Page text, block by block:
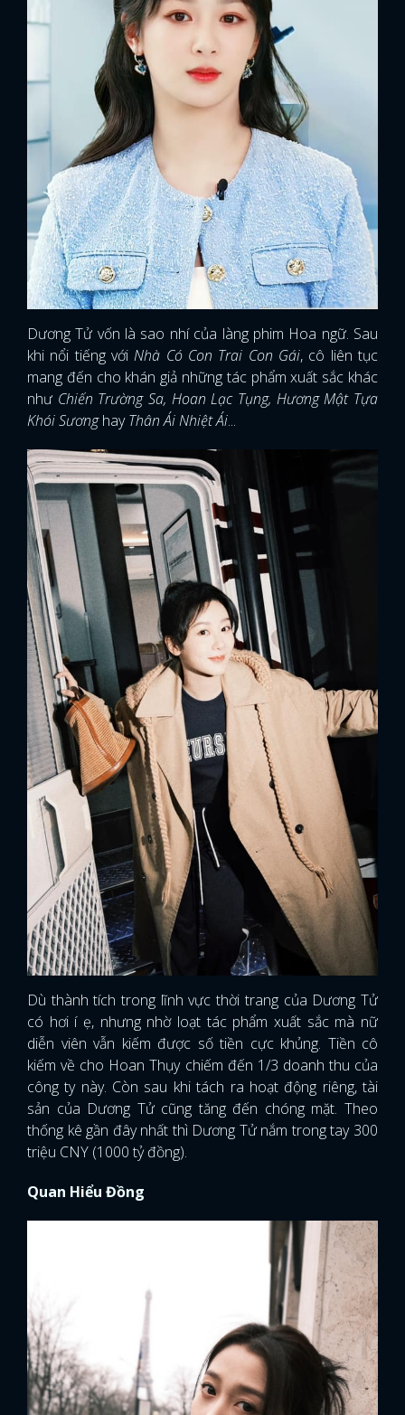
ĐĂNG NHẬP
Dương Tử vốn là sao nhí của làng phim Hoa ngữ. Sau
khi nổi tiếng vớiNhà Có Con Trai Con Gái, cô liên tục
mang đến cho khán giả những tác phẩm xuất sắc khác
như Chiến Trường Sa, Hoan Lạc Tụng, Hương Mật Tựa
Khói SươnghayThân Ái Nhiệt Ái...
Dù thành tích trong lĩnh vực thời trang của Dương Tử
có hơi í ẹ, nhưng nhờ loạt tác phẩm xuất sắc mà nữ
diễn viên vẫn kiếm được số tiền cực khủng. Tiền cô
kiếm về cho Hoan Thụy chiếm đến 1/3 doanh thu của
công ty này. Còn sau khi tách ra hoạt động riêng, tài
sản của Dương Tử cũng tăng đến chóng mặt. Theo
thống kê gần đây nhất thì Dương Tử nắm trong tay 300
triệu CNY (1000 tỷ đồng).
Quan Hiểu Đồng